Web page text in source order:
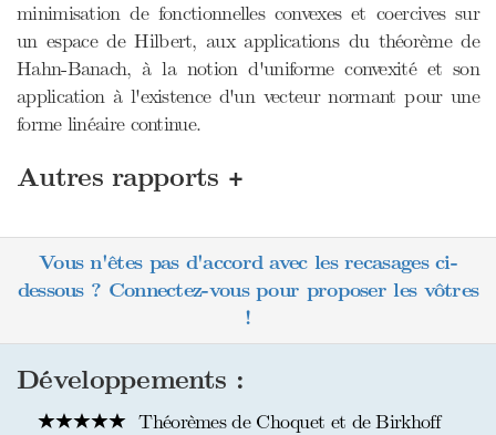
minimisation de fonctionnelles convexes et coercives sur
un espace de Hilbert, aux applications du théorème de
Hahn-Banach, à la notion d'uniforme convexité et son
application à l'existence d'un vecteur normant pour une
forme linéaire continue.
Autres rapports +
Vous n'êtes pas d'accord avec les recasages ci-
dessous ? Connectez-vous pour proposer les vôtres
!
Développements :
Théorèmes de Choquet et de Birkhoff